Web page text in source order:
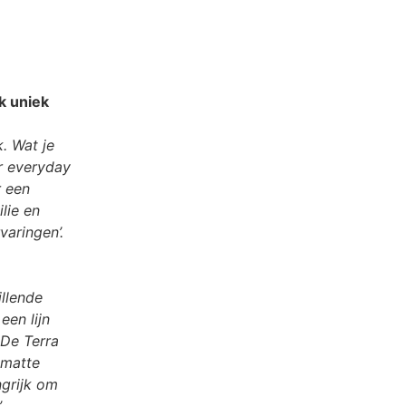
uniek
Wat je
everyday
een
en
lijn
Terra
om